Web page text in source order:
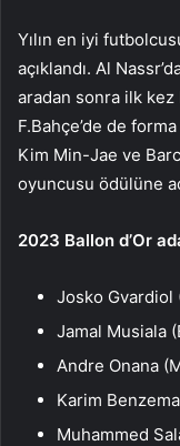
Yılın en iyi
açıklandı. Al
aradan sonra ilk kez
F.Bahçe’de de
Kim Min-Jae ve
oyuncusu ödülüne
2023 Ballon d’Or
Josko Gvardiol
Jamal Musiala
Andre Onana
Karim
Muhammed